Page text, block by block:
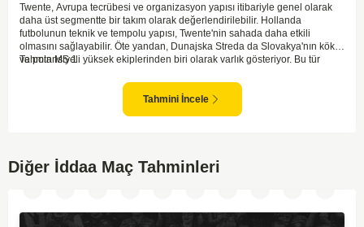
Twente, Avrupa tecrübesi ve organizasyon yapısı itibariyle genel olarak
daha üst segmentte bir takım olarak değerlendirilebilir. Hollanda
futbolunun teknik ve tempolu yapısı, Twente'nin sahada daha etkili
olmasını sağlayabilir. Öte yandan, Dunajska Streda da Slovakya'nın köklü
ve potansiyeli yüksek ekiplerinden biri olarak varlık gösteriyor. Bu tür
saha ve seyirci avantajını kullanarak maça daha baskın başlaması olası.
Ancak Dunajska Streda'nın mücadeleci yapısı ve sürpriz gol bulma
yeteneği dengeleri bozabilir.
Tahmin MS 1
Tahmini İncele
Diğer İddaa Maç Tahminleri